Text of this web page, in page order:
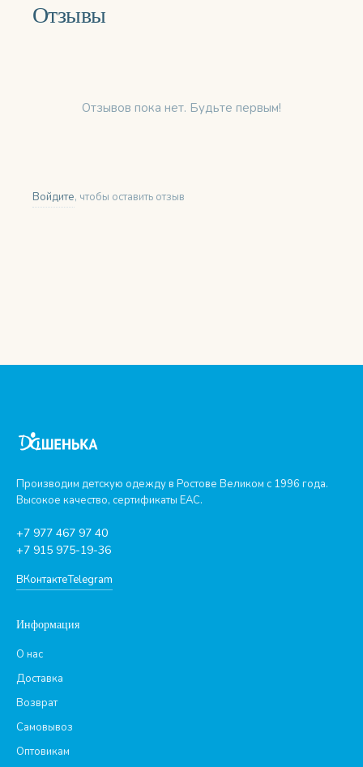
Отзывы
Отзывов пока нет. Будьте первым!
Войдите, чтобы оставить отзыв
Производим детскую одежду в Ростове Великом с 1996 года.
Высокое качество, сертификаты ЕАС.
+7 977 467 97 40
+7 915 975-19-36
ВКонтактеTelegram
Информация
О нас
Доставка
Возврат
Самовывоз
Оптовикам